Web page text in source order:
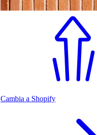
Cambia a Shopify